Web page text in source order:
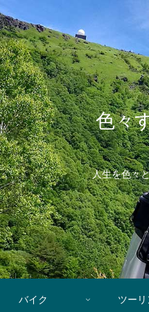
色々
人生を色々
バイク ツー